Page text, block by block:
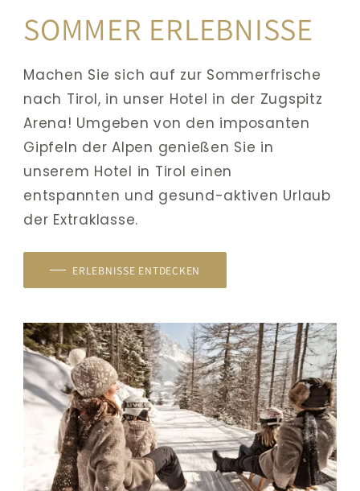
SOMMER ERLEBNISSE
Machen Sie sich auf zur Sommerfrische
nach Tirol, in unser Hotel in der Zugspitz
Arena! Umgeben von den imposanten
Gipfeln der Alpen genießen Sie in
unserem Hotel in Tirol einen
entspannten und gesund-aktiven Urlaub
der Extraklasse.
ERLEBNISSE ENTDECKEN